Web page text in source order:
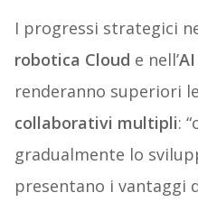
I progressi strategici
robotica Cloud e nell’
renderanno superiori
collaborativi multipli:
gradualmente lo
presentano i vantaggi